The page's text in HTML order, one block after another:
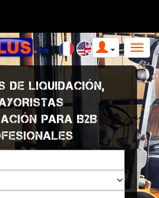
DE LIQUIDACIÓN,
PARA B2B